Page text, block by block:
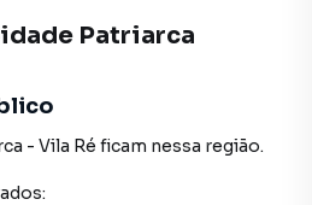
sobre Sobrado em São
tem mais opções de
e comerciais, sobrados,
Patriarca
- Vila Ré ficam nessa região.
: